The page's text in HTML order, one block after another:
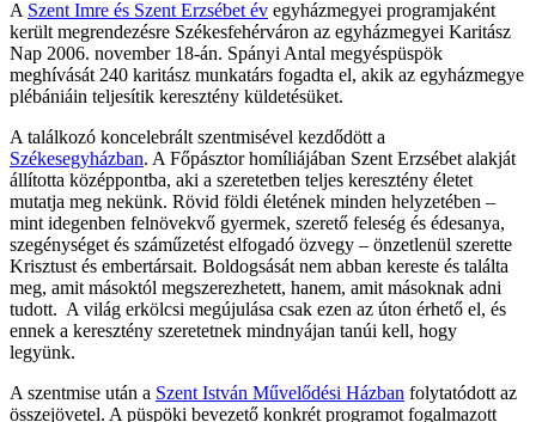
A Szent Imre és Szent Erzsébet év egyházmegyei programjaként
került megrendezésre Székesfehérváron az egyházmegyei Karitász
Nap 2006. november 18-án. Spányi Antal megyéspüspök
meghívását 240 karitász munkatárs fogadta el, akik az egyházmegye
plébániáin teljesítik keresztény küldetésüket.
A találkozó koncelebrált szentmisével kezdődött a
Székesegyházban. A Főpásztor homíliájában Szent Erzsébet alakját
állította középpontba, aki a szeretetben teljes keresztény életet
mutatja meg nekünk. Rövid földi életének minden helyzetében –
mint idegenben felnövekvő gyermek, szerető feleség és édesanya,
szegénységet és száműzetést elfogadó özvegy – önzetlenül szerette
Krisztust és embertársait. Boldogsását nem abban kereste és találta
meg, amit másoktól megszerezhetett, hanem, amit másoknak adni
tudott. A világ erkölcsi megújulása csak ezen az úton érhető el, és
ennek a keresztény szeretetnek mindnyájan tanúi kell, hogy
legyünk.
A szentmise után a Szent István Művelődési Házban folytatódott az
összejövetel. A püspöki bevezető konkrét programot fogalmazott